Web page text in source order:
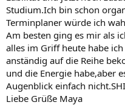
Studium.Ich bin schon
Terminplaner würde ich
Am besten ging es mir als
alles im Griff heute habe
anständig auf die Reihe
und die Energie habe,aber
Augenblick einfach
Liebe Grüße Maya